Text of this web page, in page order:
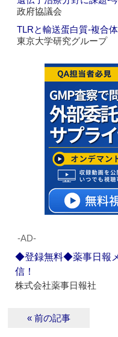
政府協議会
TLRと輸送蛋白質‐複合
東京大学研究グループ
‐AD‐
◆登録無料◆薬事日報
信！
株式会社薬事日報社
« 前の記事